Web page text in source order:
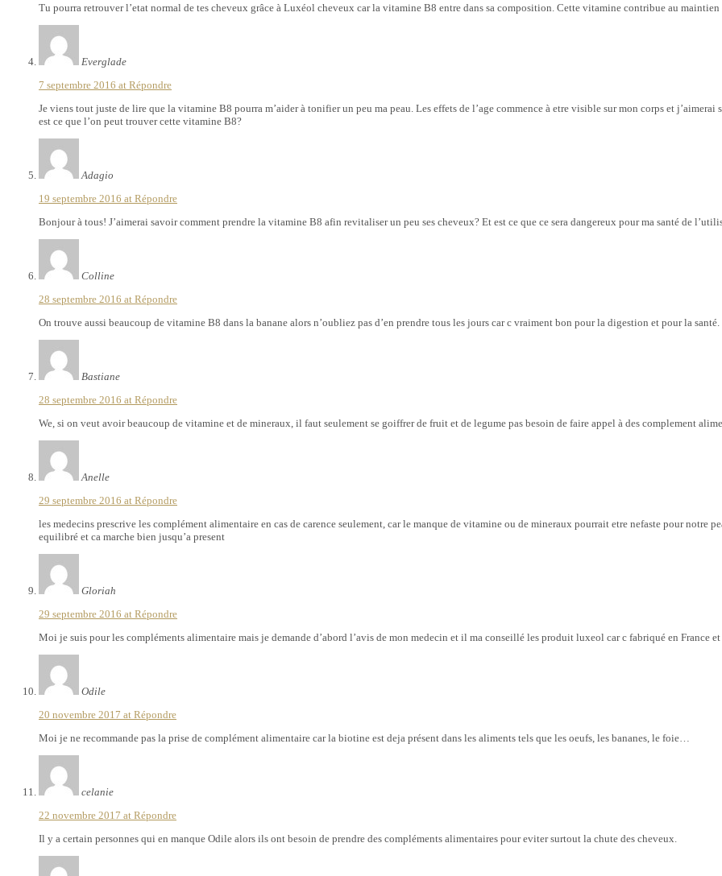
Tu pourra retrouver l’etat normal de tes cheveux grâce à Luxéol cheveux car la vitamine B8 entre dans sa composition. Cette vitamine contribue au
Everglade
7 septembre 2016 at Répondre
Je viens tout juste de lire que la vitamine B8 pourra m’aider à tonifier un peu ma peau. Les effets de l’age commence à etre visible sur mon corps et
est ce que l’on peut trouver cette vitamine B8?
Adagio
19 septembre 2016 at Répondre
Bonjour à tous! J’aimerai savoir comment prendre la vitamine B8 afin revitaliser un peu ses cheveux? Et est ce que ce sera dangereux pour ma santé de
Colline
28 septembre 2016 at Répondre
On trouve aussi beaucoup de vitamine B8 dans la banane alors n’oubliez pas d’en prendre tous les jours car c vraiment bon pour la digestion et pour la santé.
Bastiane
28 septembre 2016 at Répondre
We, si on veut avoir beaucoup de vitamine et de mineraux, il faut seulement se goiffrer de fruit et de legume pas besoin de faire appel à des complement
Anelle
29 septembre 2016 at Répondre
les medecins prescrive les complément alimentaire en cas de carence seulement, car le manque de vitamine ou de mineraux pourrait etre nefaste pour notre
equilibré et ca marche bien jusqu’a present
Gloriah
29 septembre 2016 at Répondre
Moi je suis pour les compléments alimentaire mais je demande d’abord l’avis de mon medecin et il ma conseillé les produit luxeol car c fabriqué en France et
Odile
20 novembre 2017 at Répondre
Moi je ne recommande pas la prise de complément alimentaire car la biotine est deja présent dans les aliments tels que les oeufs, les bananes, le foie…
celanie
22 novembre 2017 at Répondre
Il y a certain personnes qui en manque Odile alors ils ont besoin de prendre des compléments alimentaires pour eviter surtout la chute des cheveux.